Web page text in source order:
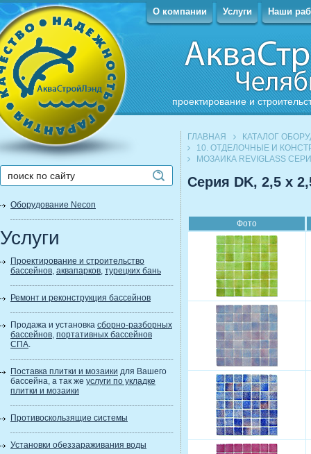
проектирование и
О компании Услуги Наши
Оборудование Necon
Услуги
Проектирование и строительство
бассейнов, аквапарков, турецких бань
Ремонт и реконструкция бассейнов
Продажа и установка сборно-разборных
бассейнов, портативных бассейнов
СПА.
Поставка плитки и мозаики для Вашего
бассейна, а так же услуги по укладке
плитки и мозаики
Противоскользящие системы
Установки обеззараживания воды
ГЛАВНАЯ
КАТАЛОГ
10. ОТДЕЛОЧНЫЕ И
МОЗАИКА REVIGLASS
Серия DK, 2,5 х
Фото